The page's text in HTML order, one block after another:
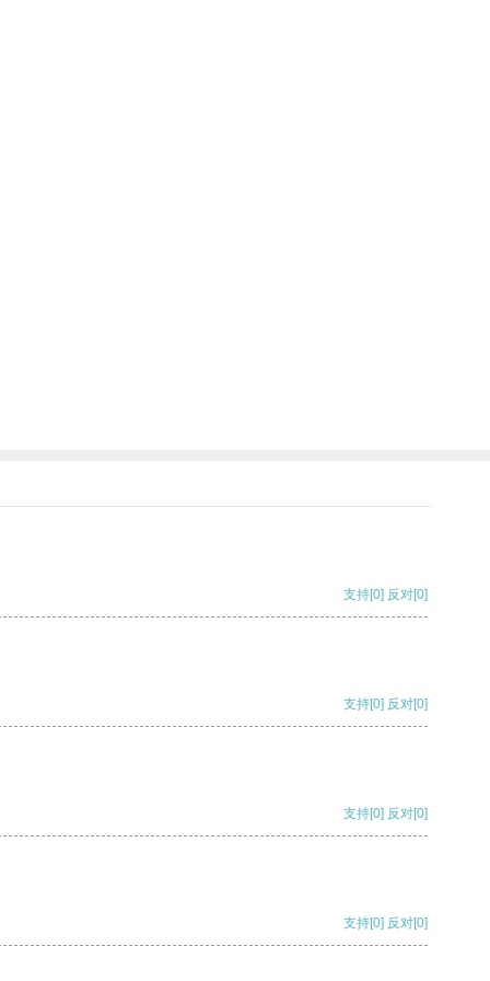
支持[0] 反对[0]
支持[0] 反对[0]
支持[0] 反对[0]
支持[0] 反对[0]